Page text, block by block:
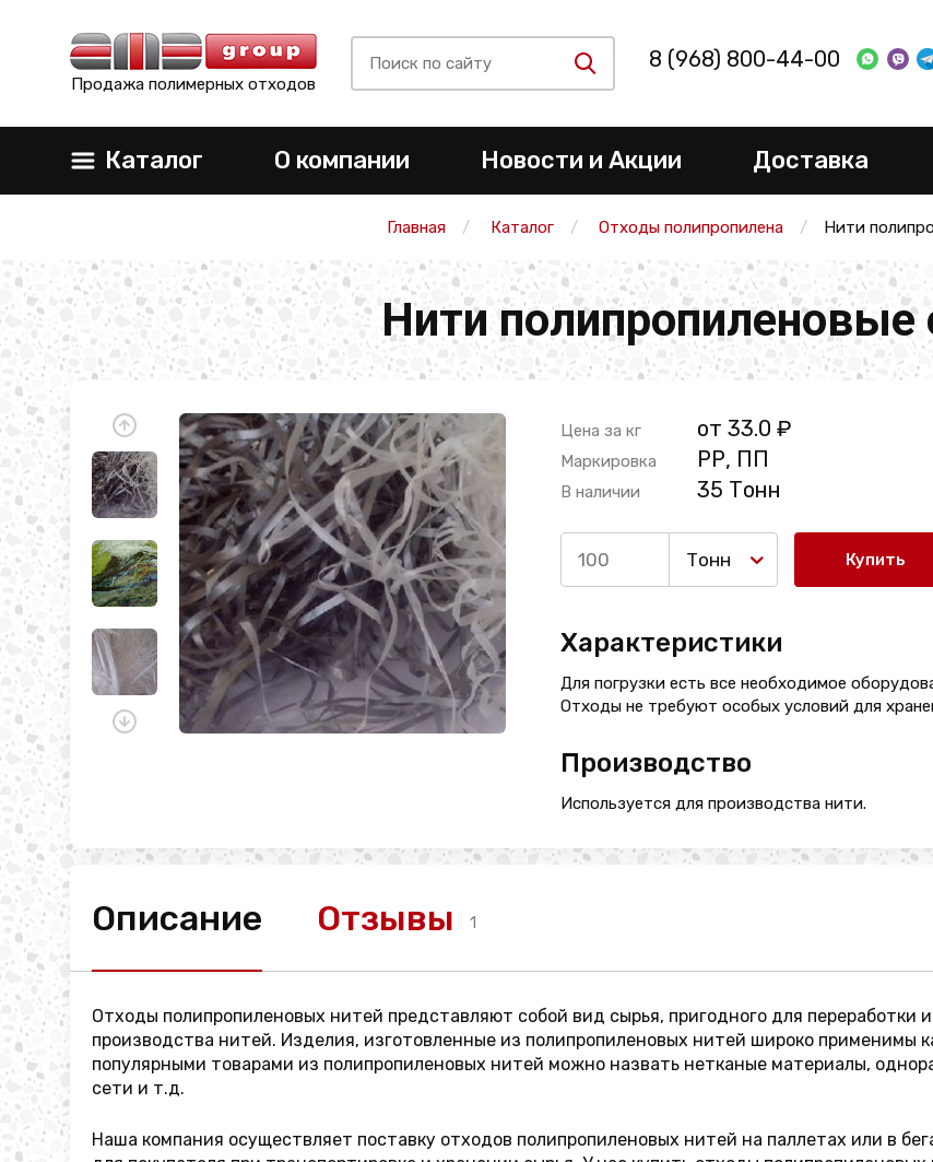
Продажа полимерных отходов
8 (968) 800-44-00
Каталог О компании Новости и Акции Доставка
Главная Каталог Отходы полипропилена Нити
Нити полипропиленовые
Цена за кг от 33.0 ₽
Маркировка РР, ПП
В наличии 35 Тонн
Тонн Купить
Характеристики
Для погрузки есть все необходимое
Отходы не требуют особых условий для
Производство
Используется для производства нити.
Описание Отзывы 1
Отходы полипропиленовых нитей представляют собой вид сырья, пригодного для переработки
производства нитей. Изделия, изготовленные из полипропиленовых нитей широко применимы
популярными товарами из полипропиленовых нитей можно назвать нетканые материалы,
сети и т.д.
Наша компания осуществляет поставку отходов полипропиленовых нитей на паллетах или в